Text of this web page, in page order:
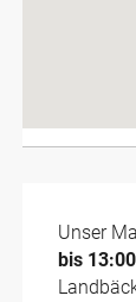
Unser
bis